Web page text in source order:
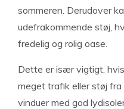
sommeren. Derudover
udefrakommende støj,
fredelig og rolig oase.
Dette er især vigtigt,
meget trafik eller støj
vinduer med god